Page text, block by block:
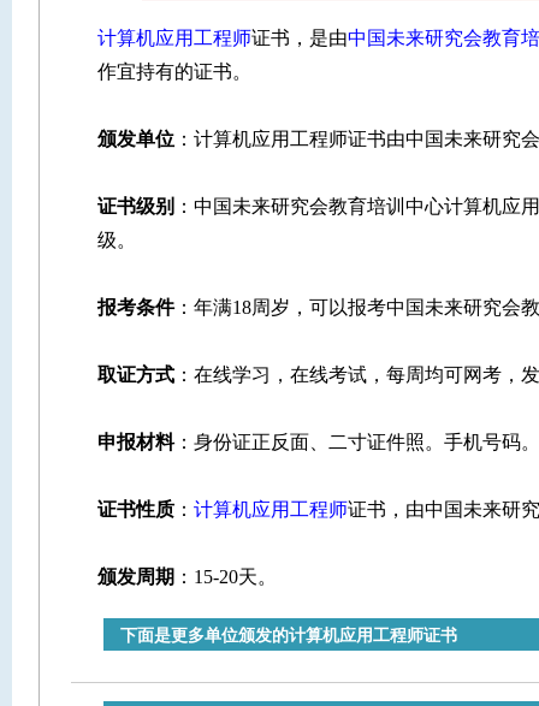
计算机应用工程师证书，是由中国未来研究会教育
作宜持有的证书。
颁发单位：计算机应用工程师证书由中国未来研究
证书级别 ：中国未来研究会教育培训中心计算机应
级。
报考条件：年满18周岁，可以报考中国未来研究会
取证方式：在线学习，在线考试，每周均可网考，
申报材料：身份证正反面、二寸证件照。手机号码
证书性质： 计算机应用工程师证书，由中国未来研
颁发周期 ：15-20天。
下面是更多单位颁发的计算机应用工程师证书